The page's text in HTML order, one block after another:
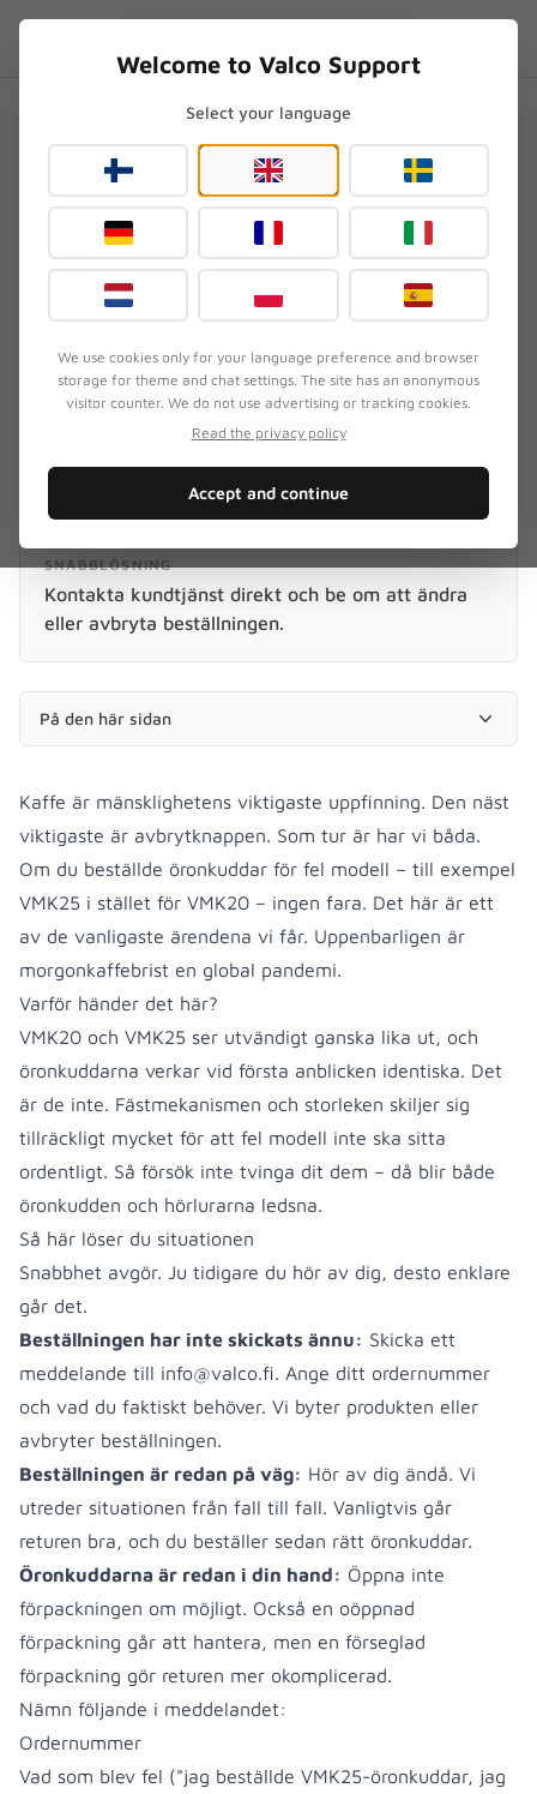
VMK25: Fel beställning – kan den ändras?
VMK25: Fel beställning – kan
den ändras?
Uppdaterad 24 maj 2026 Granskad av Valcos supportteam
SYMPTOM
Du råkade beställa VMK25-öronkuddar fast du
behövde öronkuddar för modellen VMK20. Kaffet
var odrucket, ögonen fortfarande halvslutna och
fingret gled till fel ställe.
SNABBLÖSNING
Kontakta kundtjänst direkt och be om att ändra
eller avbryta beställningen.
På den här sidan
Kaffe är mänsklighetens viktigaste uppfinning. Den näst
viktigaste är avbrytknappen. Som tur är har vi båda.
Om du beställde öronkuddar för fel modell – till exempel
VMK25 i stället för VMK20 – ingen fara. Det här är ett
av de vanligaste ärendena vi får. Uppenbarligen är
morgonkaffebrist en global pandemi.
Varför händer det här?
VMK20 och VMK25 ser utvändigt ganska lika ut, och
öronkuddarna verkar vid första anblicken identiska. Det
är de inte. Fästmekanismen och storleken skiljer sig
tillräckligt mycket för att fel modell inte ska sitta
ordentligt. Så försök inte tvinga dit dem – då blir både
öronkudden och hörlurarna ledsna.
Så här löser du situationen
Snabbhet avgör. Ju tidigare du hör av dig, desto enklare
går det.
Beställningen har inte skickats ännu: Skicka ett
meddelande till info@valco.fi. Ange ditt ordernummer
och vad du faktiskt behöver. Vi byter produkten eller
avbryter beställningen.
Beställningen är redan på väg: Hör av dig ändå. Vi
utreder situationen från fall till fall. Vanligtvis går
returen bra, och du beställer sedan rätt öronkuddar.
Öronkuddarna är redan i din hand: Öppna inte
förpackningen om möjligt. Också en oöppnad
förpackning går att hantera, men en förseglad
förpackning gör returen mer okomplicerad.
Nämn följande i meddelandet:
Ordernummer
Vad som blev fel ("jag beställde VMK25-öronkuddar, jag
Welcome to Valco Support
Select your language
We use cookies only for your language preference and browser
storage for theme and chat settings. The site has an anonymous
visitor counter. We do not use advertising or tracking cookies.
Read the privacy policy
Accept and continue